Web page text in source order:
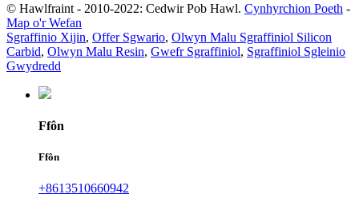
© Hawlfraint - 2010-2022: Cedwir Pob Hawl. Cynhyrchion Poeth -
Map o'r Wefan
Sgraffinio Xijin, Offer Sgwario, Olwyn Malu Sgraffiniol Silicon
Carbid, Olwyn Malu Resin, Gwefr Sgraffiniol, Sgraffiniol Sgleinio
Gwydredd
Ffôn
Ffôn
+8613510660942